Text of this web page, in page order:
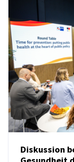
Diskussion